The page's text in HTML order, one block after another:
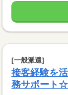
[一般派遣]
接客経験を
務サポート☆